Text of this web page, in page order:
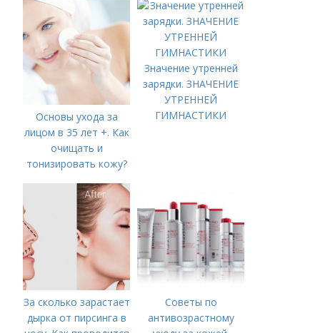
Основы ухода за
лицом в 35 лет +. Как
очищать и
тонизировать кожу?
Значение утренней
зарядки. ЗНАЧЕНИЕ
УТРЕННЕЙ
ГИМНАСТИКИ
За сколько зарастает
дырка от пирсинга в
Советы по
антивозрастному